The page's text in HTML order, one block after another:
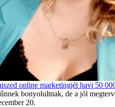
online marketingjét havi 50
bonyolultnak, de a jól
20.